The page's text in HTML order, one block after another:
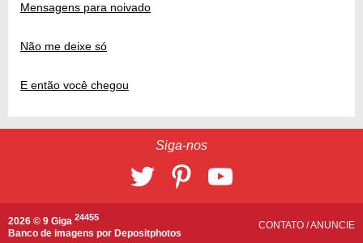
Mensagens para noivado
Não me deixe só
E então você chegou
Siga-nos
2026 © 9 Giga 24455
Banco de imagens por Depositphotos
CONTATO /ANUNCIE